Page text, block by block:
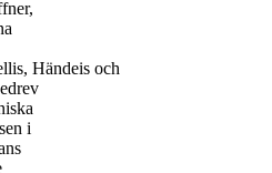
Händeis och
i